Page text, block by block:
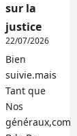
sur la
justice
22/07/2026
Bien
suivie.mais
Tant que
Nos
généraux,com